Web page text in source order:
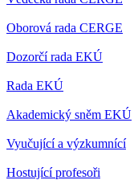
Oborová rada CERGE
Dozorčí rada EKÚ
Rada EKÚ
Akademický sněm EKÚ
Vyučující a výzkumnící
Hostující profesoři